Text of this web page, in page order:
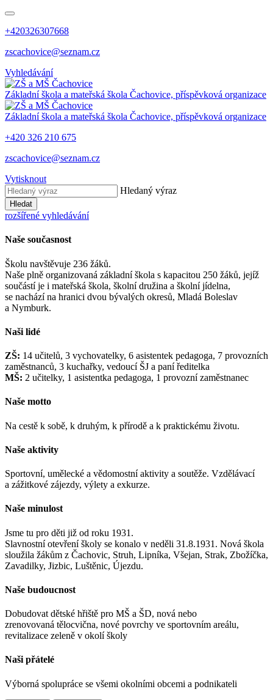
+420326307668
zscachovice@seznam.cz
Vyhledávání
Základní škola a mateřská škola Čachovice, příspěvková organizace
Základní škola a mateřská škola Čachovice, příspěvková organizace
+420 326 210 675
zscachovice@seznam.cz
Vytisknout
Hledaný výraz
Hledat
rozšířené vyhledávání
Naše současnost
Školu navštěvuje 236 žáků.
Naše plně organizovaná základní škola s kapacitou 250 žáků, jejíž
součástí je i mateřská škola, školní družina a školní jídelna,
se nachází na hranici dvou bývalých okresů, Mladá Boleslav
a Nymburk.
Naši lidé
ZŠ: 14 učitelů, 3 vychovatelky, 6 asistentek pedagoga, 7 provozních
zaměstnanců, 3 kuchařky, vedoucí ŠJ a paní ředitelka
MŠ: 2 učitelky, 1 asistentka pedagoga, 1 provozní zaměstnanec
Naše motto
Na cestě k sobě, k druhým, k přírodě a k praktickému životu.
Naše aktivity
Sportovní, umělecké a vědomostní aktivity a soutěže. Vzdělávací
a zážitkové zájezdy, výlety a exkurze.
Naše minulost
Jsme tu pro děti již od roku 1931.
Slavnostní otevření školy se konalo v neděli 31.8.1931. Nová škola
sloužila žákům z Čachovic, Struh, Lipníka, Všejan, Strak, Zbožíčka,
Zavadilky, Jizbic, Luštěnic, Újezdu.
Naše budoucnost
Dobudovat dětské hřiště pro MŠ a ŠD, nová nebo
zrenovovaná tělocvična, nové povrchy ve sportovním areálu,
revitalizace zeleně v okolí školy
Naši přátelé
Výborná spolupráce se všemi okolními obcemi a podnikateli